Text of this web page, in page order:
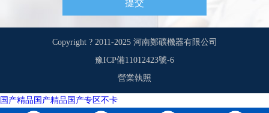
Copyright ? 2011-2025 河南鄭礦機器有限公司
豫ICP備11012423號-6
營業執照
国产精品国产精品国产专区不卡